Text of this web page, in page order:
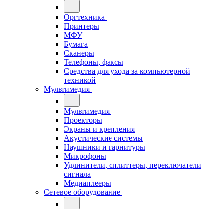
Оргтехника
Принтеры
МФУ
Бумага
Сканеры
Телефоны, факсы
Средства для ухода за компьютерной
техникой
Мультимедия
Мультимедия
Проекторы
Экраны и крепления
Акустические системы
Наушники и гарнитуры
Микрофоны
Удлинители, сплиттеры, переключатели
сигнала
Медиаплееры
Сетевое оборудование